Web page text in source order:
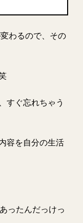
わるので、その
すぐ忘れちゃう
容を自分の生活
ったんだっけっ